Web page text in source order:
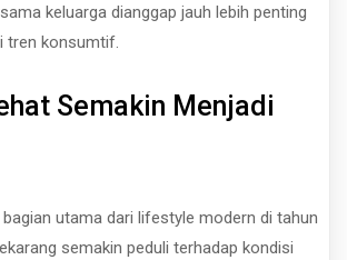
keluarga dianggap jauh lebih penting
tren konsumtif.
Semakin Menjadi
utama dari lifestyle modern di tahun
semakin peduli terhadap kondisi